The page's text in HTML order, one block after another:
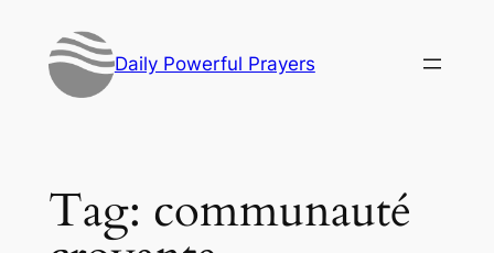
content
Daily Powerful Prayers
Tag: communauté